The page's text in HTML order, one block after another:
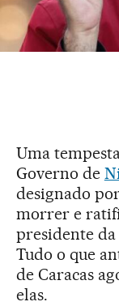
Uma
Governo de
designado
morrer e
presidente da
Tudo o que
de Caracas
elas.